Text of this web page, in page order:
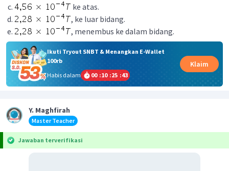
ke atas.
, ke luar bidang.
, menembus ke dalam bidang.
Ikuti Tryout SNBT & Menangkan E-Wallet
100rb
Habis dalam
00 :10 :25 :42
Klaim
Y. Maghfirah
Master Teacher
Jawaban terverifikasi